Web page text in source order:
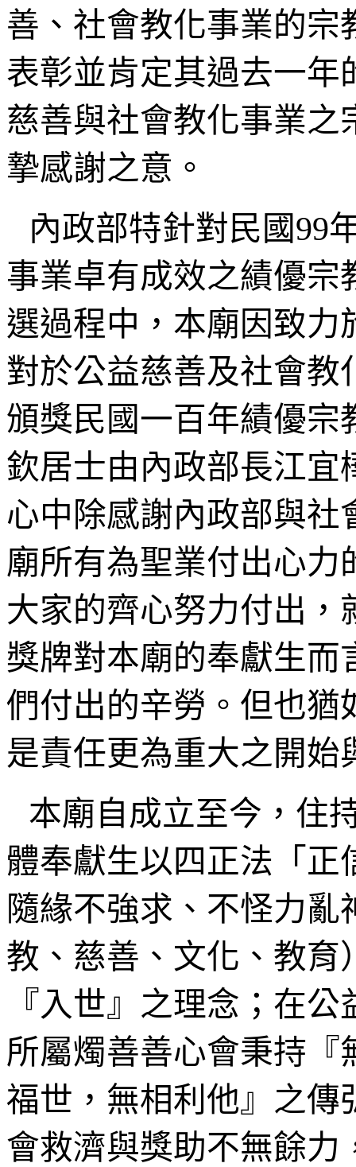
善、社會教化事業的宗
表彰並肯定其過去一年
慈善與社會教化事業之
摯感謝之意。
內政部特針對民國99
事業卓有成效之績優宗
選過程中，本廟因致力
對於公益慈善及社會教
頒獎民國一百年績優宗
欽居士由內政部長江宜
心中除感謝內政部與社
廟所有為聖業付出心力
大家的齊心努力付出，
獎牌對本廟的奉獻生而
們付出的辛勞。但也猶
是責任更為重大之開始
本廟自成立至今，住
體奉獻生以四正法「正
隨緣不強求、不怪力
教、慈善、文化、教育
『入世』之理念；在
所屬燭善善心會秉持『
福世，無相利他』之傳
會救濟與獎助不無餘力